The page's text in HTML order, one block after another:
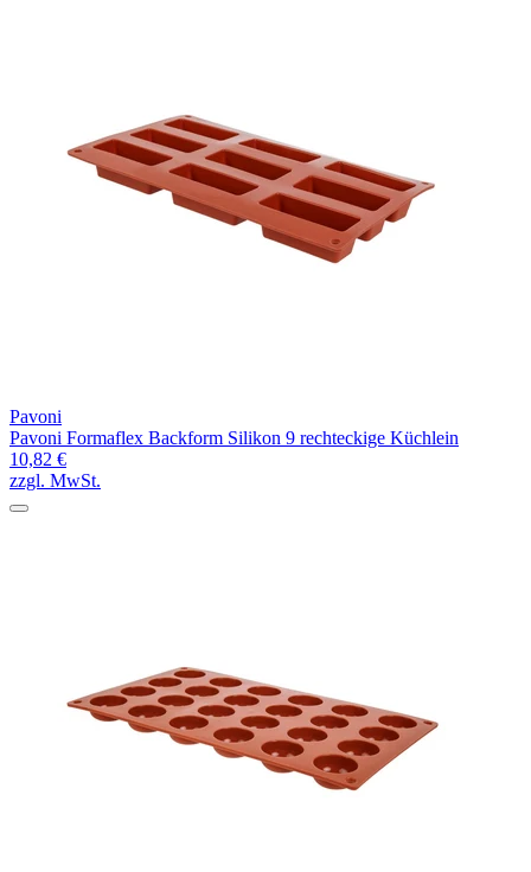
Pavoni
Pavoni Formaflex Backform Silikon 9 rechteckige Küchlein
10,82 €
zzgl. MwSt.